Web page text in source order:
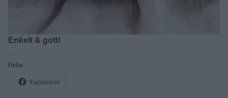
Enkelt & gott!
Dela:
Facebook